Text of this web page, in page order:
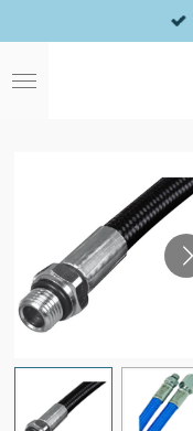
direct
naar
de